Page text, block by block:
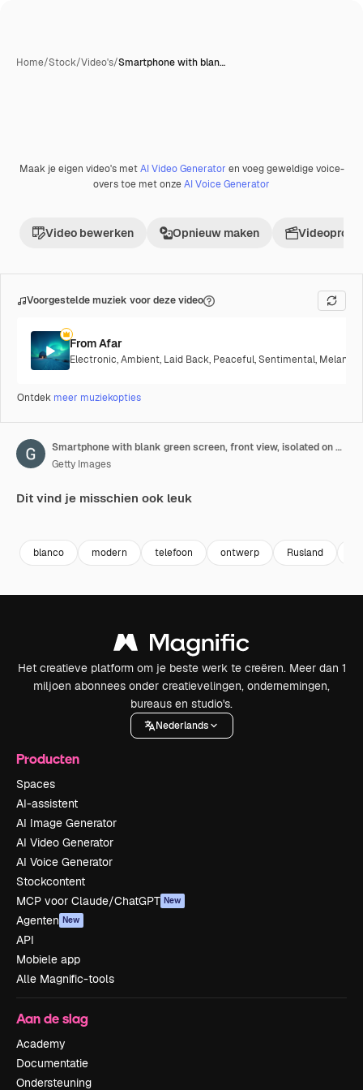
Home/Stock/Video's/Smartphone with blan…
Premium
Maak je eigen video's metAI Video Generator en voeg geweldige voice-
overs toe met onzeAI Voice Generator
Video bewerken Opnieuw maken
Voorgestelde muziek voor deze video
From Afar
Electronic,Ambient, Laid Back, Peaceful,Sentimental,
Ontdek meer muziekopties
Smartphone with blank green screen, front view, isolated on white background
Getty Images
Dit vind je misschien ook leuk
blanco modern telefoon ontwerp Rusland
Het creatieve platform om je beste werk te creëren. Meer dan 1
miljoen abonnees onder creatievelingen, ondernemingen,
bureaus en studio's.
Nederlands
Producten
Spaces
AI-assistent
AI Image Generator
AI Video Generator
AI Voice Generator
Stockcontent
MCP voor Claude/ChatGPT New
Agenten New
API
Mobiele app
Alle Magnific-tools
Aan de slag
Academy
Documentatie
Ondersteuning